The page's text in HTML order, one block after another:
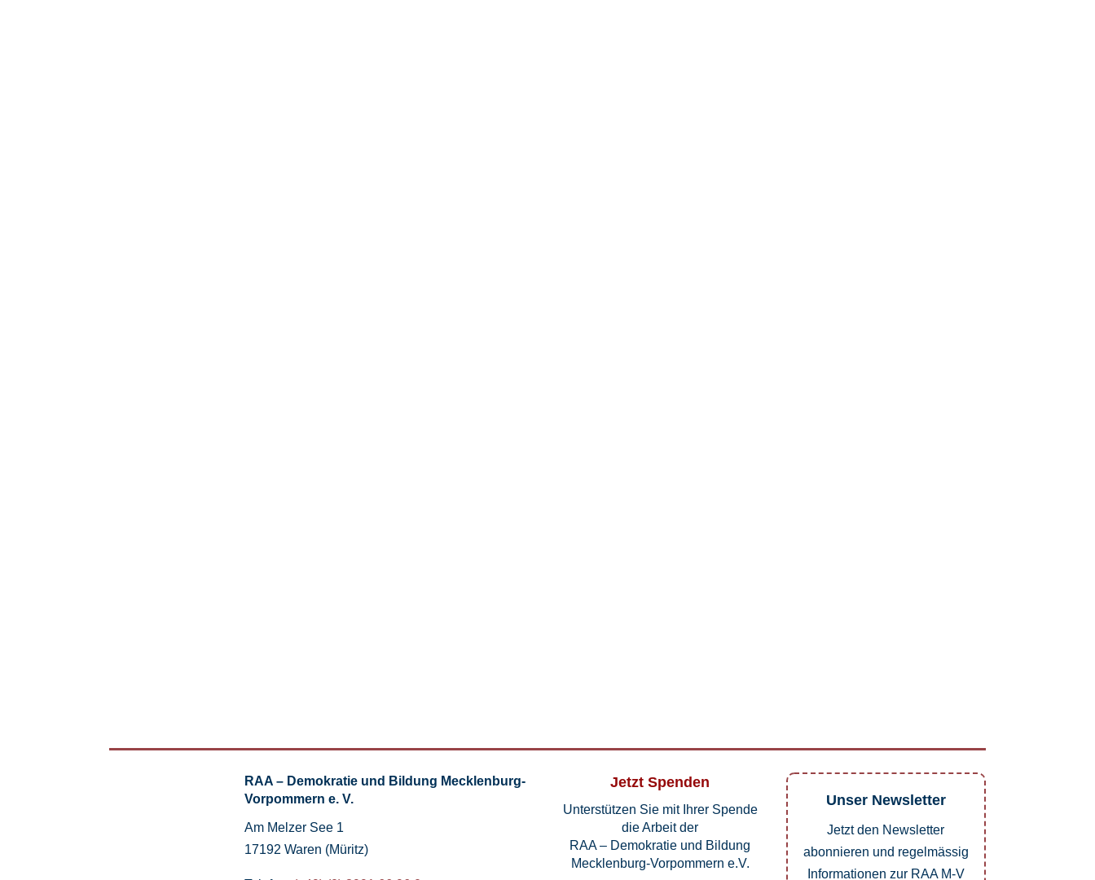
RAA – Demokratie und Bildung Mecklenburg-
Vorpommern e. V.
Am Melzer See 1
17192 Waren (Müritz)
Jetzt Spenden
Unterstützen Sie mit Ihrer Spende
die Arbeit der
RAA – Demokratie und Bildung
Mecklenburg-Vorpommern e.V.
Unser Newsletter
Jetzt den Newsletter
abonnieren und regelmässig
Informationen zur RAA M-V